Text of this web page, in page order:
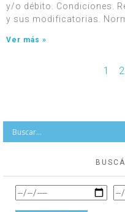
y/o débito. Condiciones.
y sus modificatorias.
Ver más »
1 2